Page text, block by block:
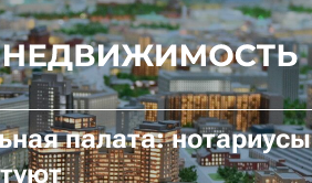
палата: нотариусы